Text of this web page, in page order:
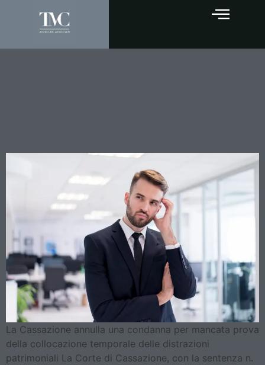
La Cassazione annulla una condanna per mancata prova
della collocazione temporale delle distrazioni
patrimoniali La Corte di Cassazione, con la sentenza n.